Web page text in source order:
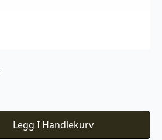
Legg I Handlekurv